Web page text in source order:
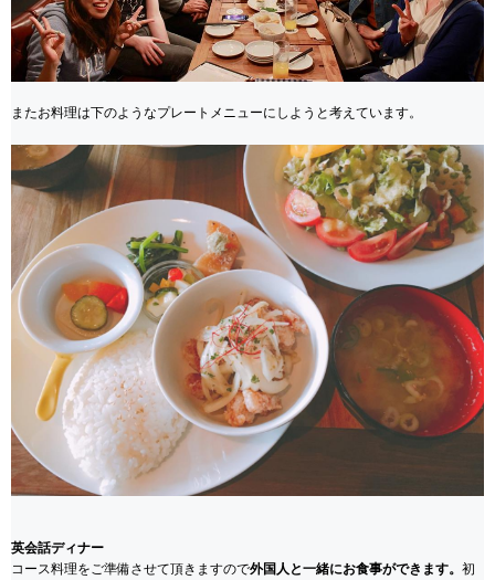
またお料理は下のようなプレートメニューにしようと考えています。
英会話ディナー
コース料理をご準備させて頂きますので外国人と一緒にお食事ができます。 初